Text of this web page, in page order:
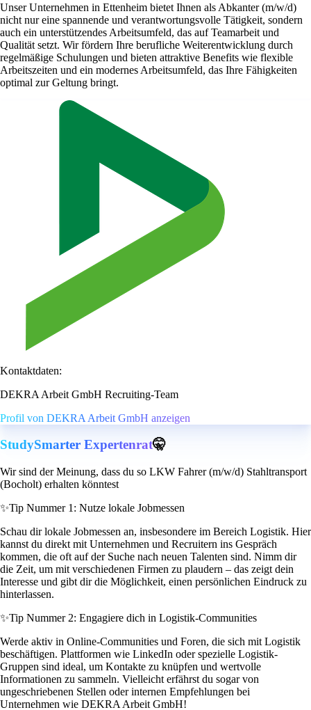
Unser Unternehmen in Ettenheim bietet Ihnen als Abkanter (m/w/d)
nicht nur eine spannende und verantwortungsvolle Tätigkeit, sondern
auch ein unterstützendes Arbeitsumfeld, das auf Teamarbeit und
Qualität setzt. Wir fördern Ihre berufliche Weiterentwicklung durch
regelmäßige Schulungen und bieten attraktive Benefits wie flexible
Arbeitszeiten und ein modernes Arbeitsumfeld, das Ihre Fähigkeiten
optimal zur Geltung bringt.
Kontaktdaten:
DEKRA Arbeit GmbH Recruiting-Team
Profil von DEKRA Arbeit GmbH anzeigen
StudySmarter Expertenrat🤫
Wir sind der Meinung, dass du so LKW Fahrer (m/w/d) Stahltransport
(Bocholt) erhalten könntest
✨Tip Nummer 1: Nutze lokale Jobmessen
Schau dir lokale Jobmessen an, insbesondere im Bereich Logistik. Hier
kannst du direkt mit Unternehmen und Recruitern ins Gespräch
kommen, die oft auf der Suche nach neuen Talenten sind. Nimm dir
die Zeit, um mit verschiedenen Firmen zu plaudern – das zeigt dein
Interesse und gibt dir die Möglichkeit, einen persönlichen Eindruck zu
hinterlassen.
✨Tip Nummer 2: Engagiere dich in Logistik-Communities
Werde aktiv in Online-Communities und Foren, die sich mit Logistik
beschäftigen. Plattformen wie LinkedIn oder spezielle Logistik-
Gruppen sind ideal, um Kontakte zu knüpfen und wertvolle
Informationen zu sammeln. Vielleicht erfährst du sogar von
ungeschriebenen Stellen oder internen Empfehlungen bei
Unternehmen wie DEKRA Arbeit GmbH!